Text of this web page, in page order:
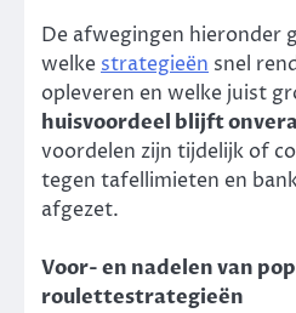
De afwegingen hieronder
welke strategieën snel
opleveren en welke juist
huisvoordeel blijft
voordelen zijn tijdelijk of
tegen tafellimieten en
afgezet.
Voor- en nadelen van
roulettestrategieën